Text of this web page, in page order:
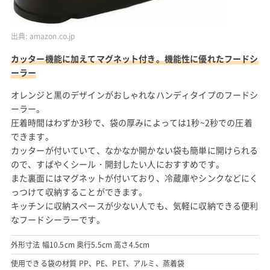
出典: amazon.co.jp
カッター機能に加えてマグネット付き。機能性に優れたフードシ
ーラー
オレンジと黒のデザインがおしゃれなハンディタイプのフードシ
ーラー。
圧着時間はわずか3秒で、袋の厚みによっては1秒~2秒での圧着
できます。
カッターが付いていて、なかなか開かない袋も簡単に開けられる
ので、すばやくシール・開封したい人におすすめです。
また裏面にはマグネットが付いており、冷蔵庫やシンクなどにく
っつけて収納することができます。
キッチンに収納スペースが少ない人でも、気軽に収納できる便利
なフードシーラーです。
外形寸法 幅10.5cm 奥行5.5cm 高さ4.5cm
使用できる袋の材質 PP、PE、PET、アルミ、蒸着袋